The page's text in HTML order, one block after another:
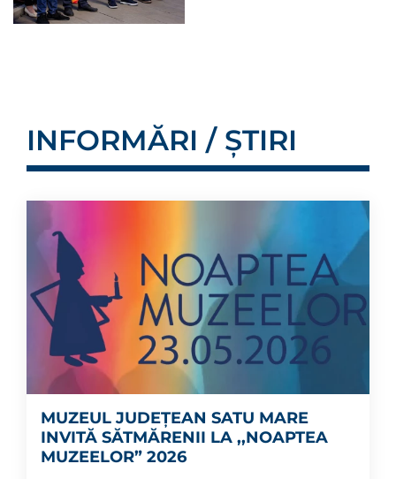
INFORMĂRI / ȘTIRI
MUZEUL JUDEȚEAN SATU MARE
INVITĂ SĂTMĂRENII LA ,,NOAPTEA
MUZEELOR” 2026